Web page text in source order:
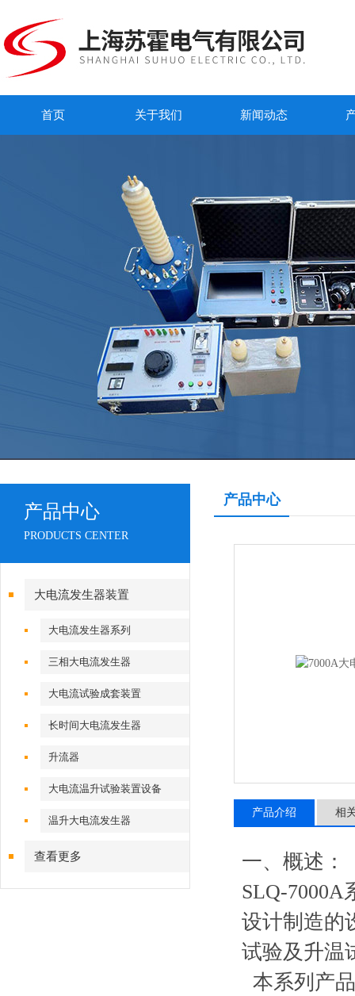
首页 关于我们 新闻动态
产品中心
PRODUCTS CENTER
大电流发生器装置
大电流发生器系列
三相大电流发生器
大电流试验成套装置
长时间大电流发生器
升流器
大电流温升试验装置设备
温升大电流发生器
查看更多
产品中心
产品介绍 相
一、概述：
SLQ-
设计制造的
试验及升温
本系列产